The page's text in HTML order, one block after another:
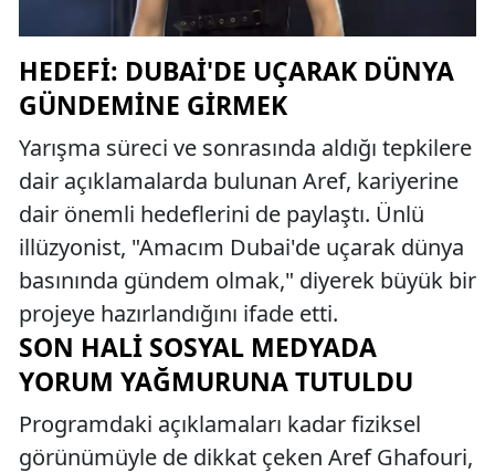
HEDEFI: DUBAI'DE UÇARAK DÜNYA
GÜNDEMINE GIRMEK
Yarışma süreci ve sonrasında aldığı tepkilere
dair açıklamalarda bulunan Aref, kariyerine
dair önemli hedeflerini de paylaştı. Ünlü
illüzyonist, "Amacım Dubai'de uçarak dünya
basınında gündem olmak," diyerek büyük bir
projeye hazırlandığını ifade etti.
SON HALI SOSYAL MEDYADA
YORUM YAĞMURUNA TUTULDU
Programdaki açıklamaları kadar fiziksel
görünümüyle de dikkat çeken Aref Ghafouri,